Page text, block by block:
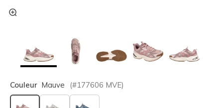
Couleur Mauve (#177606 MVE)